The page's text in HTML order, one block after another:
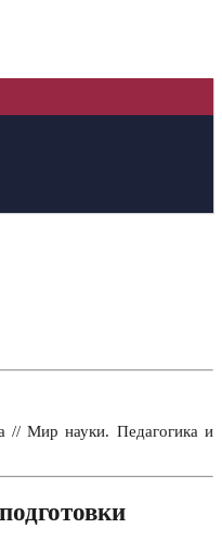
// Мир науки. Педагогика и